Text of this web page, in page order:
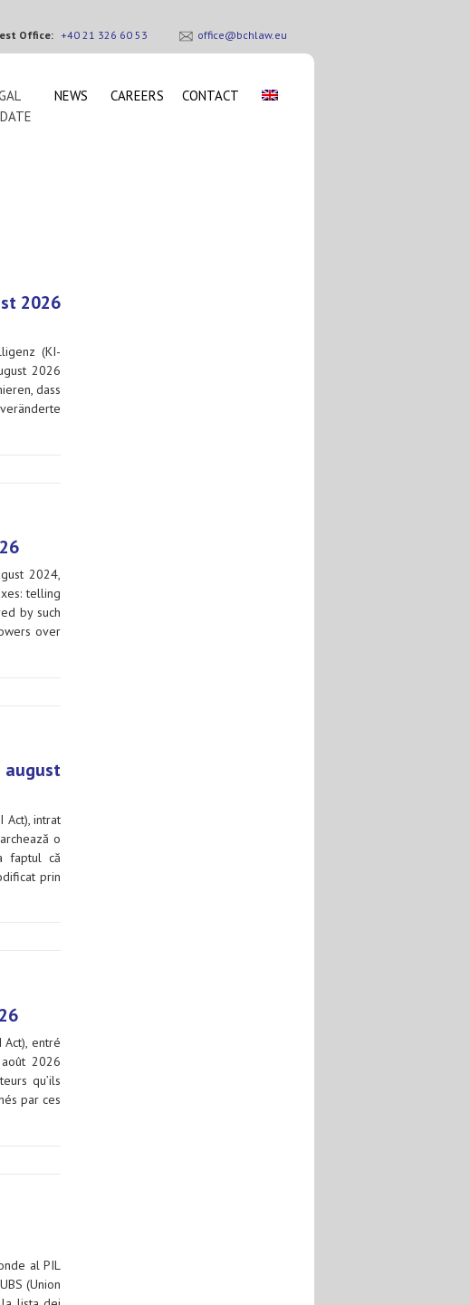
Office: +40 21 326 60 53 office@bchlaw.eu
NEWS CAREERS CONTACT
2026
(KI-
2026
dass
2024,
telling
by such
over
Act), intrat
o
faptul că
prin
entré
2026
qu’ils
par ces
al PIL
(Union